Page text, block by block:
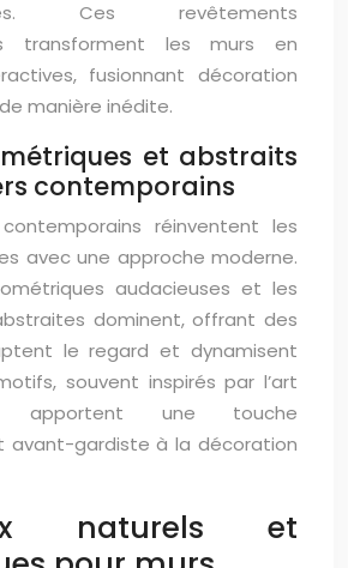
Ces revêtements
transforment les murs en
fusionnant décoration
manière inédite.
et abstraits
contemporains
réinventent les
avec une approche moderne.
audacieuses et les
dominent, offrant des
le regard et dynamisent
souvent inspirés par l’art
apportent une touche
avant-gardiste à la décoration
naturels et